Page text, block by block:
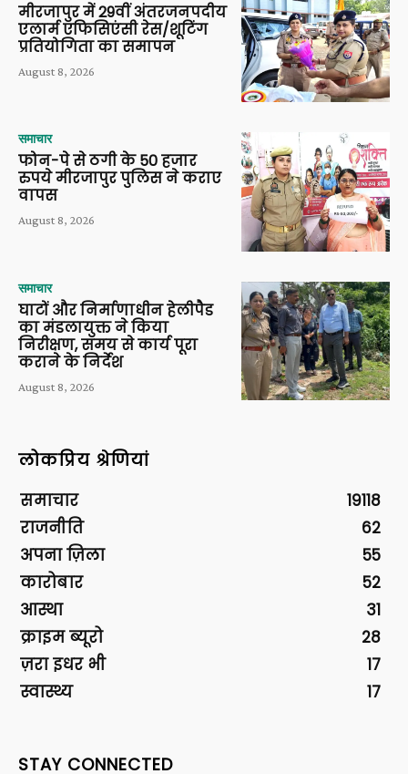
मीरजापुर में 29वीं अंतरजनपदीय
एलार्म एफिसिएंसी रेस/शूटिंग
प्रतियोगिता का समापन
August 8, 2026
समाचार
फोन-पे से ठगी के 50 हजार
रुपये मीरजापुर पुलिस ने कराए
वापस
August 8, 2026
समाचार
घाटों और निर्माणाधीन हेलीपैड
का मंडलायुक्त ने किया
निरीक्षण, समय से कार्य पूरा
कराने के निर्देश
August 8, 2026
लोकप्रिय श्रेणियां
समाचार
19118
राजनीति
62
अपना ज़िला
55
कारोबार
52
आस्था
31
क्राइम ब्यूरो
28
ज़रा इधर भी
17
स्वास्थ्य
17
STAY CONNECTED